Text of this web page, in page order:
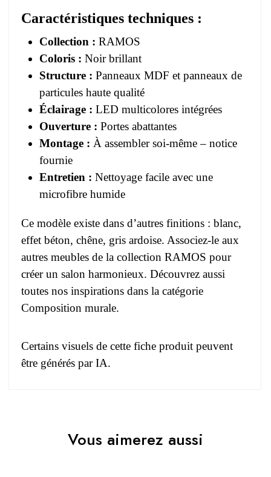
Caractéristiques techniques :
Collection : RAMOS
Coloris : Noir brillant
Structure : Panneaux MDF et panneaux de
particules haute qualité
Éclairage : LED multicolores intégrées
Ouverture : Portes abattantes
Montage : À assembler soi-même – notice
fournie
Entretien : Nettoyage facile avec une
microfibre humide
Ce modèle existe dans d’autres finitions : blanc,
effet béton, chêne, gris ardoise. Associez-le aux
autres meubles de la collection RAMOS pour
créer un salon harmonieux. Découvrez aussi
toutes nos inspirations dans la catégorie
Composition murale.
Certains visuels de cette fiche produit peuvent
être générés par IA.
Adulte
Vous devez vous connecter pour laisser un avis
Vous aimerez aussi